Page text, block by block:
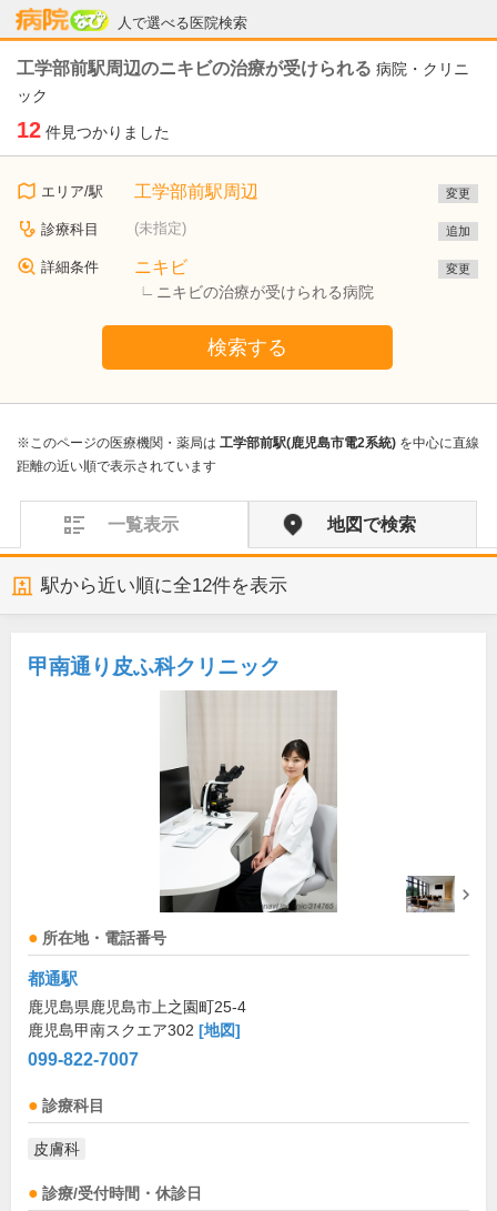
人で選べる医院検索
病院なび
工学部前駅周辺のニキビの治療が受けられる 病院・クリニ
ック
12 件見つかりました
エリア/駅 工学部前駅周辺 変更
診療科目 (未指定) 追加
詳細条件 ニキビ
ニキビの治療が受けられる病院
変更
検索する
※このページの医療機関・薬局は 工学部前駅(鹿児島市電2系統) を中心に直線
距離の近い順で表示されています
一覧表示 地図で検索
駅から近い順に全12件を表示
甲南通り皮ふ科クリニック
所在地・電話番号
都通駅
鹿児島県鹿児島市上之園町25-4
鹿児島甲南スクエア302 [地図]
099-822-7007
診療科目
皮膚科
診療/受付時間・休診日